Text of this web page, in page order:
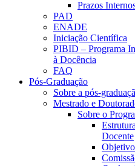
Prazos
PAD
ENADE
Iniciação Científica
PIBID – Programa
à Docência
FAQ
Pós-Graduação
Sobre a pós-
Mestrado e
Sobre o
Docente